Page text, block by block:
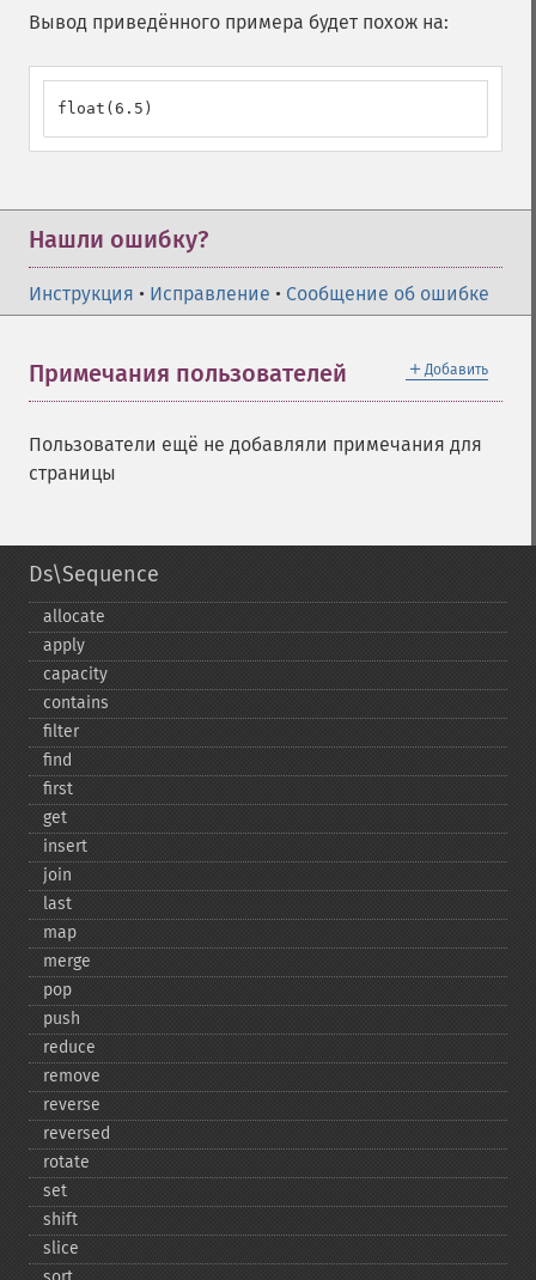
Вывод приведённого примера будет похож на:
float(6.5)
Нашли ошибку?
Инструкция • Исправление • Сообщение об ошибке
＋ Добавить
Примечания пользователей
Пользователи ещё не добавляли примечания для
страницы
Ds\Sequence
allocate
apply
capacity
contains
filter
find
first
get
insert
join
last
map
merge
pop
push
reduce
remove
reverse
reversed
rotate
set
shift
slice